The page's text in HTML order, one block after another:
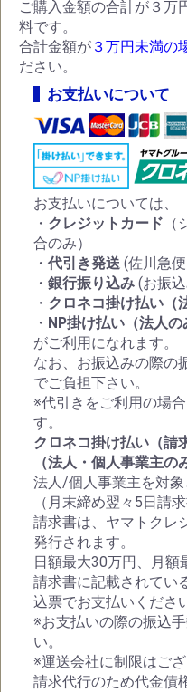
ご購入金額の合計が３万
料です。
合計金額が ３万円未満の
ださい。
お支払いについて
お支払いについては、
・ クレジットカード
合のみ）
・代引き発送 (佐川急
・銀行振り込み (お振
・ クロネコ掛け払い（
・ NP掛け払い（法人の
がご利用になれます。
なお、お振込みの際の
でご負担下さい。
※代引きをご利用の場
す。
クロネコ掛け払い（請
（法人・個人事業主の
法人/個人事業主を対象
（月末締め翌々5日請求
請求書は、ヤマトクレ
発行されます。
日額最大30万円、月額
請求書に記載されてい
込票でお支払いくださ
※お支払いの際の振込
い。
※運送会社に制限はござ
請求代行のため代金債